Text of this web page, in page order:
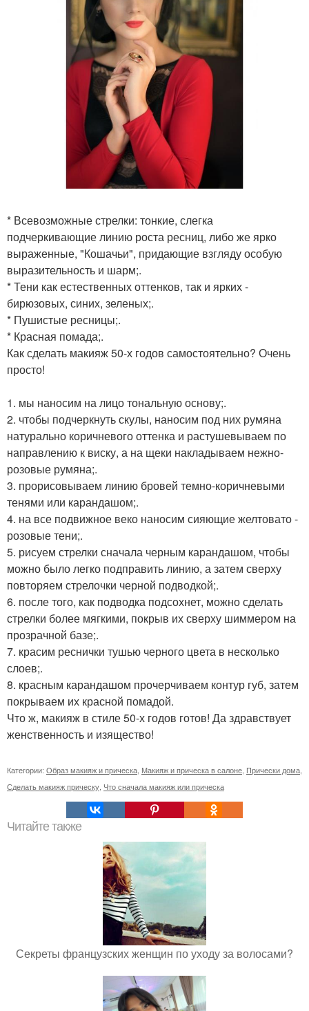
* Всевозможные стрелки: тонкие, слегка
подчеркивающие линию роста ресниц, либо же ярко
выраженные, "Кошачьи", придающие взгляду особую
выразительность и шарм;.
* Тени как естественных оттенков, так и ярких -
бирюзовых, синих, зеленых;.
* Пушистые ресницы;.
* Красная помада;.
Как сделать макияж 50-х годов самостоятельно? Очень
просто!
1. мы наносим на лицо тональную основу;.
2. чтобы подчеркнуть скулы, наносим под них румяна
натурально коричневого оттенка и растушевываем по
направлению к виску, а на щеки накладываем нежно-
розовые румяна;.
3. прорисовываем линию бровей темно-коричневыми
тенями или карандашом;.
4. на все подвижное веко наносим сияющие желтовато -
розовые тени;.
5. рисуем стрелки сначала черным карандашом, чтобы
можно было легко подправить линию, а затем сверху
повторяем стрелочки черной подводкой;.
6. после того, как подводка подсохнет, можно сделать
стрелки более мягкими, покрыв их сверху шиммером на
прозрачной базе;.
7. красим реснички тушью черного цвета в несколько
слоев;.
8. красным карандашом прочерчиваем контур губ, затем
покрываем их красной помадой.
Что ж, макияж в стиле 50-х годов готов! Да здравствует
женственность и изящество!
Категории: Образ макияж и прическа Макияж и прическа в салоне Прически дома
Сделать макияж прическу Что сначала макияж или прическа
Читайте также
Секреты французских женщин по уходу за волосами?